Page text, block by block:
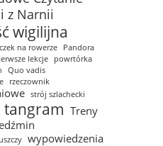
z Narnii
wigilijna
na rowerze
Pandora
lekcje
powrtórka
Quo vadis
rzeczownik
strój szlachecki
tangram Treny
wypowiedzenia